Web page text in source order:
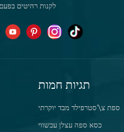
לקנות רהיטים
תגיות חמות
ספת צ\'סטרפילד מבד יוקרתי
כסא ספה עצלן עכשווי